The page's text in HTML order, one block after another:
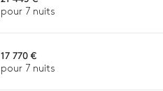
pour 7 nuits
17 770 €
pour 7 nuits